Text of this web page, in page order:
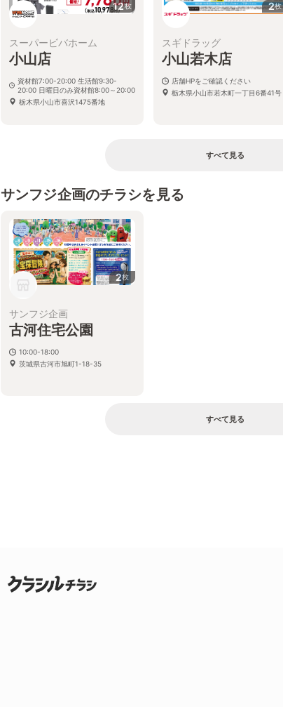
12枚
スーパービバホーム
小山店
資材館7:00-20:00 生活館9:30-
20:00 日曜日のみ資材館8:00～20:00
栃木県小山市喜沢1475番地
2枚
スギドラッグ
小山若木店
店舗HPをご確認ください
栃木県小山市若木町一丁目6番41号
すべて見る
サンフジ企画のチラシを見る
2枚
サンフジ企画
古河住宅公園
10:00-18:00
茨城県古河市旭町1-18-35
すべて見る